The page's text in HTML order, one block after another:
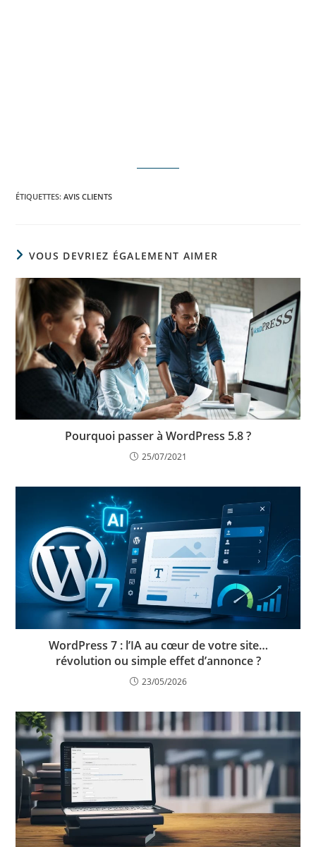
ÉTIQUETTES:AVIS CLIENTS
VOUS DEVRIEZ ÉGALEMENT AIMER
Pourquoi passer à WordPress 5.8 ?
25/07/2021
WordPress 7 : l’IA au cœur de votre site…
révolution ou simple effet d’annonce ?
23/05/2026